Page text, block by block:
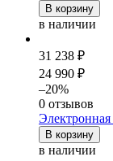
В корзину
в наличии
31 238 ₽
24 990 ₽
–20%
0 отзывов
В корзину
в наличии